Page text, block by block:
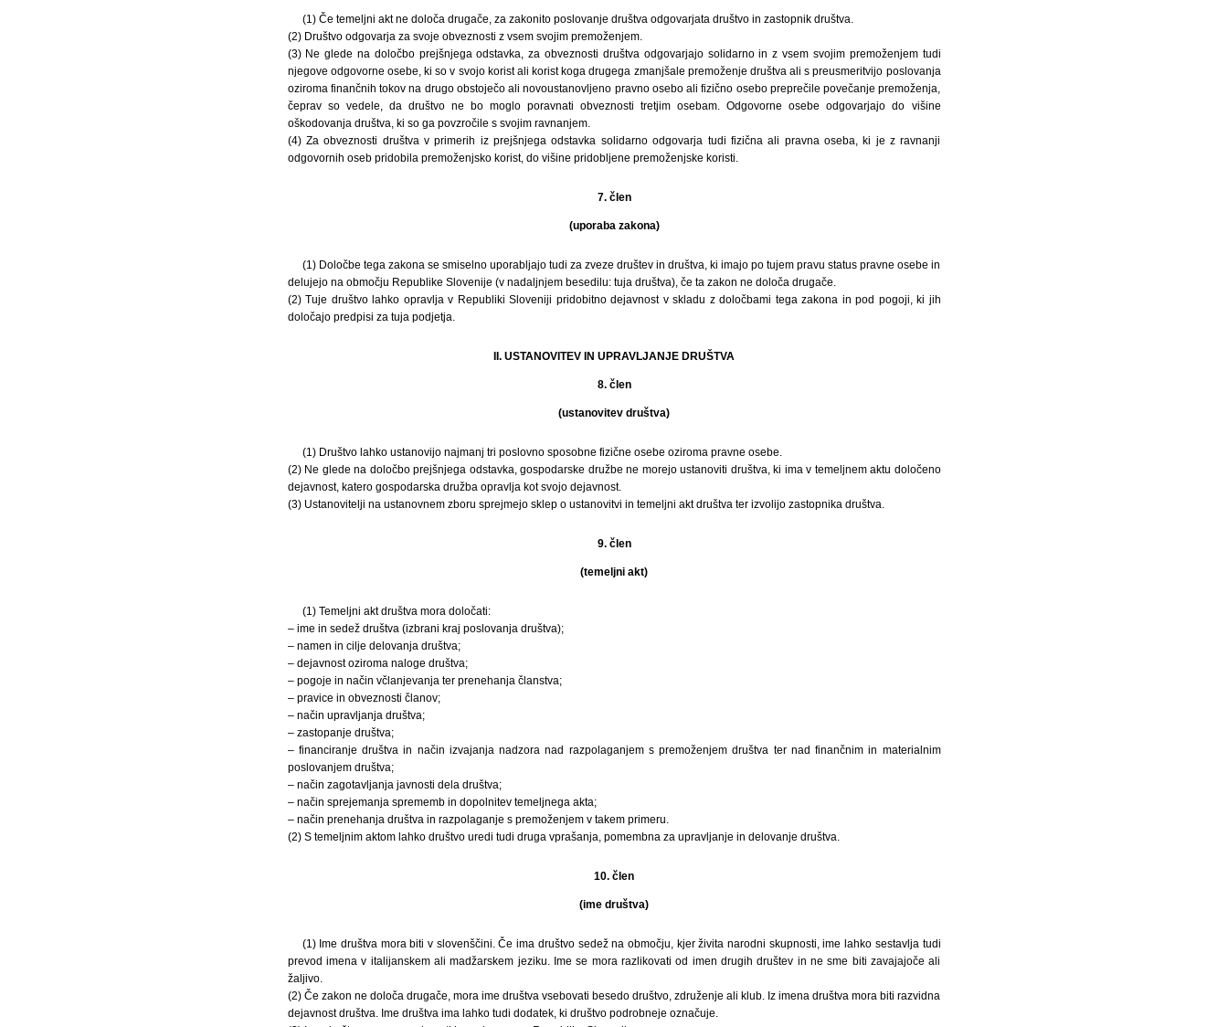
(1) Če temeljni akt ne določa drugače, za zakonito poslovanje društva odgovarjata društvo in zastopnik društva.
(2) Društvo odgovarja za svoje obveznosti z vsem svojim premoženjem.
(3) Ne glede na določbo prejšnjega odstavka, za obveznosti društva odgovarjajo solidarno in z vsem svojim premoženjem tudi
njegove odgovorne osebe, ki so v svojo korist ali korist koga drugega zmanjšale premoženje društva ali s preusmeritvijo poslovanja
oziroma finančnih tokov na drugo obstoječo ali novoustanovljeno pravno osebo ali fizično osebo preprečile povečanje premoženja,
čeprav so vedele, da društvo ne bo moglo poravnati obveznosti tretjim osebam. Odgovorne osebe odgovarjajo do višine
oškodovanja društva, ki so ga povzročile s svojim ravnanjem.
(4) Za obveznosti društva v primerih iz prejšnjega odstavka solidarno odgovarja tudi fizična ali pravna oseba, ki je z ravnanji
odgovornih oseb pridobila premoženjsko korist, do višine pridobljene premoženjske koristi.
7. člen
(uporaba zakona)
(1) Določbe tega zakona se smiselno uporabljajo tudi za zveze društev in društva, ki imajo po tujem pravu status pravne osebe in
delujejo na območju Republike Slovenije (v nadaljnjem besedilu: tuja društva), če ta zakon ne določa drugače.
(2) Tuje društvo lahko opravlja v Republiki Sloveniji pridobitno dejavnost v skladu z določbami tega zakona in pod pogoji, ki jih
določajo predpisi za tuja podjetja.
II. USTANOVITEV IN UPRAVLJANJE DRUŠTVA
8. člen
(ustanovitev društva)
(1) Društvo lahko ustanovijo najmanj tri poslovno sposobne fizične osebe oziroma pravne osebe.
(2) Ne glede na določbo prejšnjega odstavka, gospodarske družbe ne morejo ustanoviti društva, ki ima v temeljnem aktu določeno
dejavnost, katero gospodarska družba opravlja kot svojo dejavnost.
(3) Ustanovitelji na ustanovnem zboru sprejmejo sklep o ustanovitvi in temeljni akt društva ter izvolijo zastopnika društva.
9. člen
(temeljni akt)
(1) Temeljni akt društva mora določati:
– ime in sedež društva (izbrani kraj poslovanja društva);
– namen in cilje delovanja društva;
– dejavnost oziroma naloge društva;
– pogoje in način včlanjevanja ter prenehanja članstva;
– pravice in obveznosti članov;
– način upravljanja društva;
– zastopanje društva;
– financiranje društva in način izvajanja nadzora nad razpolaganjem s premoženjem društva ter nad finančnim in materialnim
poslovanjem društva;
– način zagotavljanja javnosti dela društva;
– način sprejemanja sprememb in dopolnitev temeljnega akta;
– način prenehanja društva in razpolaganje s premoženjem v takem primeru.
(2) S temeljnim aktom lahko društvo uredi tudi druga vprašanja, pomembna za upravljanje in delovanje društva.
10. člen
(ime društva)
(1) Ime društva mora biti v slovenščini. Če ima društvo sedež na območju, kjer živita narodni skupnosti, ime lahko sestavlja tudi
prevod imena v italijanskem ali madžarskem jeziku. Ime se mora razlikovati od imen drugih društev in ne sme biti zavajajoče ali
žaljivo.
(2) Če zakon ne določa drugače, mora ime društva vsebovati besedo društvo, združenje ali klub. Iz imena društva mora biti razvidna
dejavnost društva. Ime društva ima lahko tudi dodatek, ki društvo podrobneje označuje.